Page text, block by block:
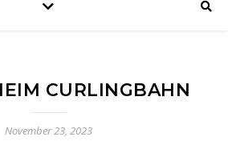
CURLINGBAHN
November 23, 2023